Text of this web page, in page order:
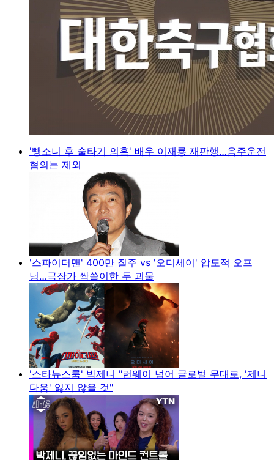
'뺑소니 후 술타기 의혹' 배우 이재룡 재판행…음주운전
혐의는 제외
'스파이더맨' 400만 질주 vs '오디세이' 압도적 오프
닝…극장가 싹쓸이한 두 괴물
'스타뉴스룸' 박제니 "런웨이 넘어 글로벌 무대로, '제니
다움' 잃지 않을 것"